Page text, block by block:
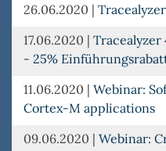
26.06.2020 |
17.06.2020 | Tracealyzer
- 25%
11.06.2020 | Webinar:
Cortex-M applications
09.06.2020 | Webinar: